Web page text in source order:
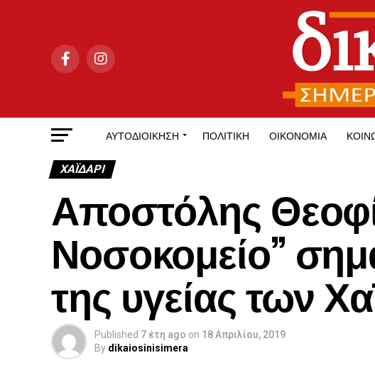
ΑΥΤΟΔΙΟΊΚΗΣΗ ΠΟΛΙΤΙΚΉ ΟΙΚΟΝΟΜΊΑ
ΧΑΪΔΑΡΙ
Αποστόλης
Νοσοκομείο”
της υγείας των
Published 7 έτη ago on 18 Απριλίου, 2019
By dikaiosinisimera